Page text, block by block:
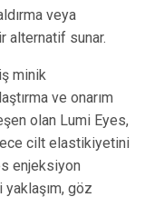
veya
alternatif sunar.
minik
ve onarım
olan Lumi Eyes,
cilt elastikiyetini
enjeksiyon
yaklaşım, göz